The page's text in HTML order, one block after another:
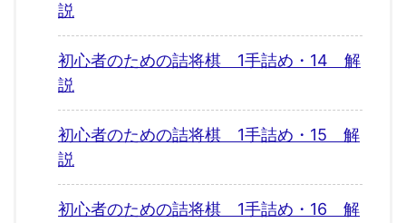
説
初心者のための詰将棋 1手詰め・14 解
説
初心者のための詰将棋 1手詰め・15 解
説
初心者のための詰将棋 1手詰め・16 解